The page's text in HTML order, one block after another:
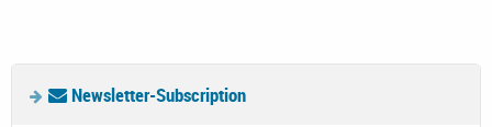
Newsletter-Subscription